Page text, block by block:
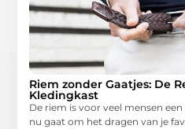
Riem zonder Gaatjes: De
Kledingkast
De riem is voor veel mensen
nu gaat om het dragen van je